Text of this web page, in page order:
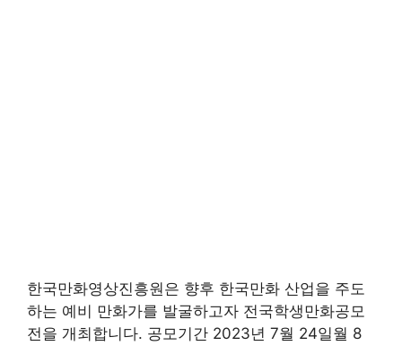
한국만화영상진흥원은 향후 한국만화 산업을 주도
하는 예비 만화가를 발굴하고자 전국학생만화공모
전을 개최합니다. 공모기간 2023년 7월 24일월 8